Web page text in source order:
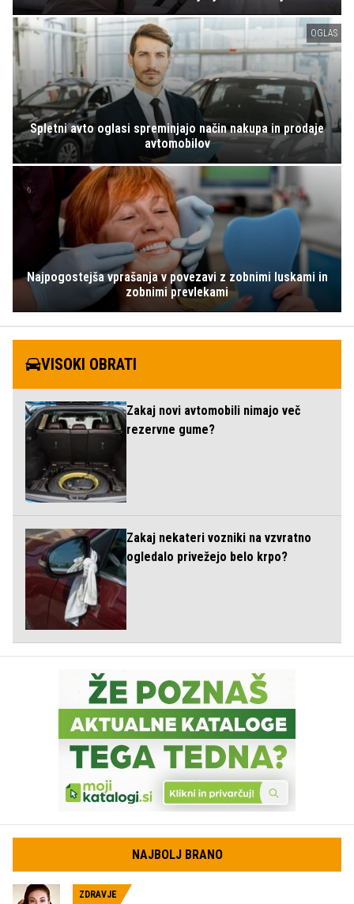
OGLAS
Spletni avto oglasi spreminjajo način nakupa in prodaje
avtomobilov
Najpogostejša vprašanja v povezavi z zobnimi luskami in
zobnimi prevlekami
VISOKI OBRATI
Zakaj novi avtomobili nimajo več
rezervne gume?
Zakaj nekateri vozniki na vzvratno
ogledalo privežejo belo krpo?
NAJBOLJ BRANO
ZDRAVJE